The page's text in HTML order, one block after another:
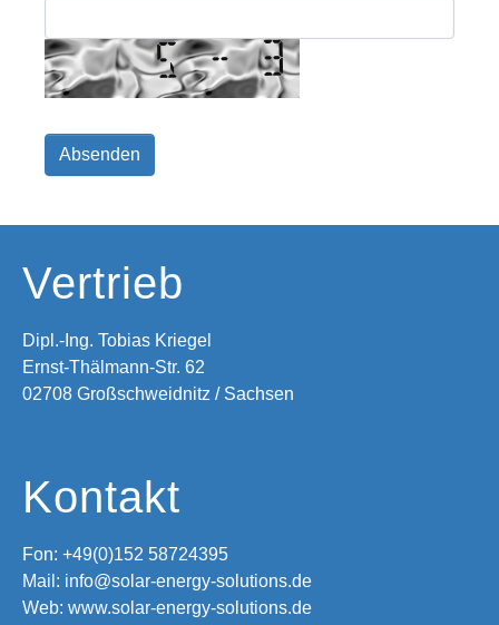
Vertrieb
Dipl.-Ing. Tobias Kriegel
Ernst-Thälmann-Str. 62
02708 Großschweidnitz / Sachsen
Kontakt
Fon: +49(0)152 58724395
Mail: info@solar-energy-solutions.de
Web: www.solar-energy-solutions.de